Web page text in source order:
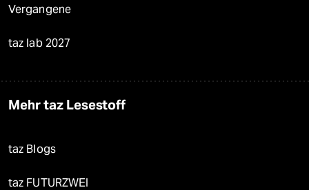
Vergangene
taz lab 2027
Mehr taz Lesestoff
taz Blogs
taz FUTURZWEI